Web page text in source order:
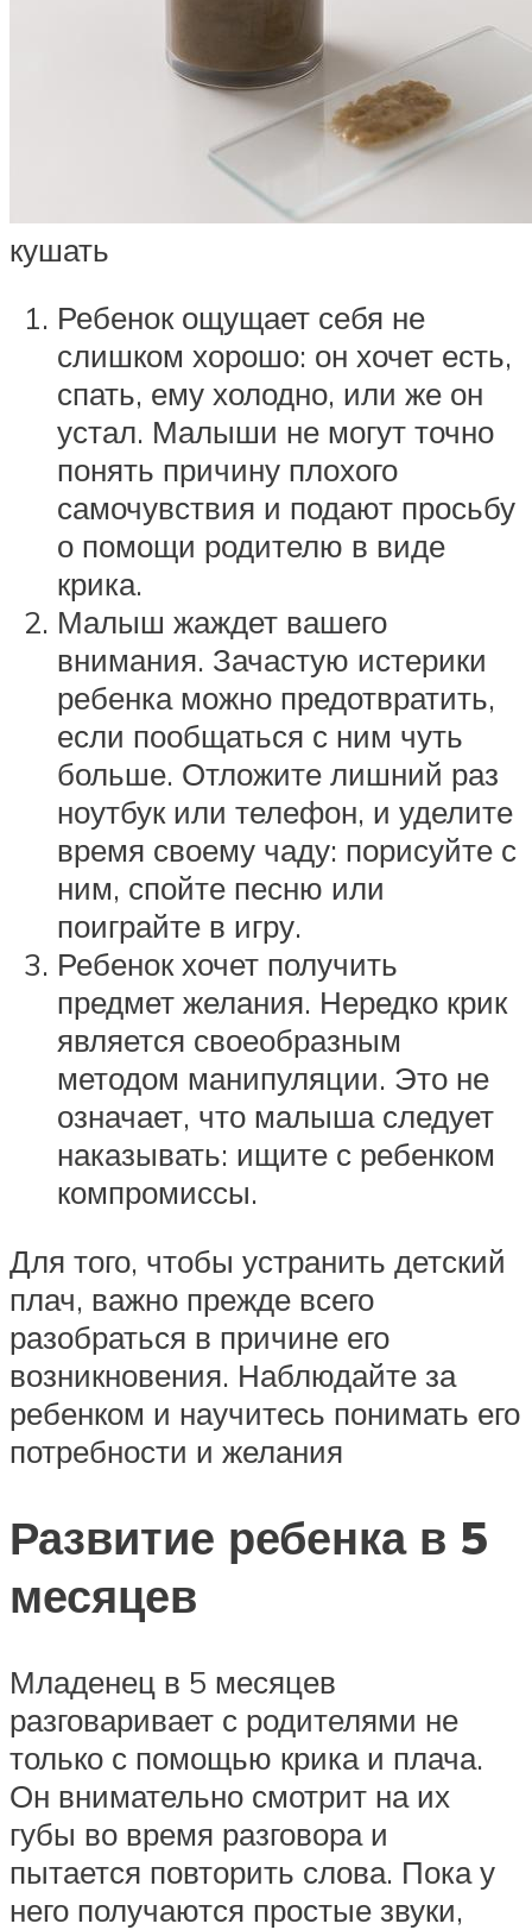
кушать
Ребенок ощущает себя не
слишком хорошо: он хочет есть,
спать, ему холодно, или же он
устал. Малыши не могут точно
понять причину плохого
самочувствия и подают просьбу
о помощи родителю в виде
крика.
Малыш жаждет вашего
внимания. Зачастую истерики
ребенка можно предотвратить,
если пообщаться с ним чуть
больше. Отложите лишний раз
ноутбук или телефон, и уделите
время своему чаду: порисуйте с
ним, спойте песню или
поиграйте в игру.
Ребенок хочет получить
предмет желания. Нередко крик
является своеобразным
методом манипуляции. Это не
означает, что малыша следует
наказывать: ищите с ребенком
компромиссы.
Для того, чтобы устранить детский
плач, важно прежде всего
разобраться в причине его
возникновения. Наблюдайте за
ребенком и научитесь понимать его
потребности и желания
Развитие ребенка в 5
месяцев
Младенец в 5 месяцев
разговаривает с родителями не
только с помощью крика и плача.
Он внимательно смотрит на их
губы во время разговора и
пытается повторить слова. Пока у
него получаются простые звуки,